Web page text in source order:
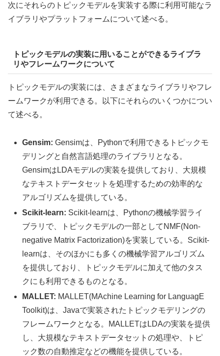
次にそれらのトピックモデルを実装する際に利用可能なラ
イブラリやプラットフォームについて述べる。
トピックモデルの実装に用いることができるライブラ
リやフレームワークについて
トピックモデルの実装には、さまざまなライブラリやフレ
ームワークが利用できる。以下にそれらのいくつかについ
て述べる。
Gensim: Gensimは、Pythonで利用できるトピックモ
デリングと自然言語処理のライブラリとなる。
GensimはLDAモデルの実装を提供しており、大規模
なテキストデータセットを処理するための効率的な
アルゴリズムを提供している。
Scikit-learn: Scikit-learnは、Pythonの機械学習ライ
ブラリで、トピックモデルの一部としてNMF(Non-
negative Matrix Factorization)を実装している。Scikit-
learnは、そのほかにも多くの機械学習アルゴリズム
を提供しており、トピックモデルに加えて他のタス
クにも利用できるものとなる。
MALLET: MALLET(MAchine Learning for LanguagE
Toolkit)は、Javaで実装されたトピックモデリングの
フレームワークとなる。MALLETはLDAの実装を提供
し、大規模なテキストデータセットの処理や、トピ
ック数の自動推定などの機能を提供している。